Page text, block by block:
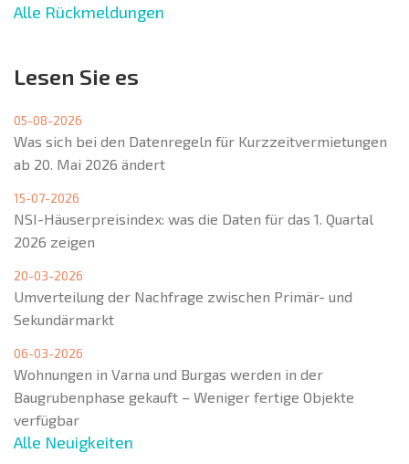
Alle Rückmeldungen
Lesen Sie es
05-08-2026
Was sich bei den Datenregeln für Kurzzeitvermietungen
ab 20. Mai 2026 ändert
15-07-2026
NSI-Häuserpreisindex: was die Daten für das 1. Quartal
2026 zeigen
20-03-2026
Umverteilung der Nachfrage zwischen Primär- und
Sekundärmarkt
06-03-2026
Wohnungen in Varna und Burgas werden in der
Baugrubenphase gekauft – Weniger fertige Objekte
verfügbar
Alle Neuigkeiten